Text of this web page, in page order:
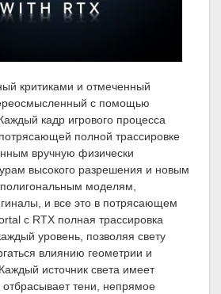
критиками и отмеченный
с помощью
кадр игрового процесса
полной трассировке
вручную физически
высокого разрешения и новым
моделям,
и все это в потрясающем
с RTX полная трассировка
уровень, позволяя свету
влиянию геометрии и
источник света имеет
отбрасывает тени, непрямое